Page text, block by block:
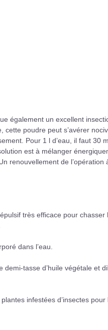
également un excellent
cette poudre peut s’avérer
Pour 1 l d’eau, il faut 30
est à mélanger
renouvellement de l’opération
très efficace pour chasser
dans l’eau.
tasse d’huile végétale et
infestées d’insectes pour